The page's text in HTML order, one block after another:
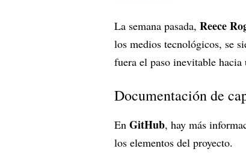
La semana pasada, Reece
los medios tecnológicos, se
fuera el paso inevitable
Documentación de
En GitHub, hay más
los elementos del proyecto.